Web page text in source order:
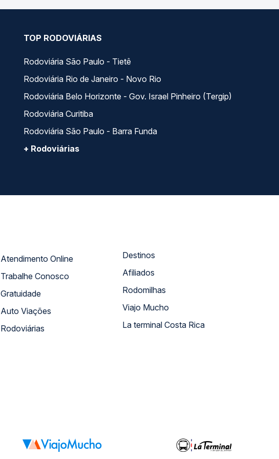
TOP RODOVIÁRIAS
Rodoviária São Paulo - Tietê
Rodoviária Rio de Janeiro - Novo Rio
Rodoviária Belo Horizonte - Gov. Israel Pinheiro (Tergip)
Rodoviária Curitiba
Rodoviária São Paulo - Barra Funda
+ Rodoviárias
Atendimento Online
Trabalhe Conosco
Gratuidade
Auto Viações
Rodoviárias
Destinos
Afiliados
Rodomilhas
Viajo Mucho
La terminal Costa Rica